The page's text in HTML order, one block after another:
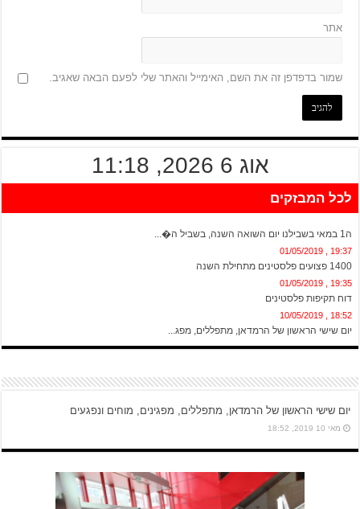
אתר
שמור בדפדפן זה את השם, האימייל והאתר שלי לפעם הבאה שאגיב.
אוג 6 2026, 11:18
לכל המבזקים
ה1 במאי בשבילנו יום השואה השנה, בשביל ה�...
19:37 , 01/05/2019
1400 פצועים פלסטינים מתחילת השנה
19:35 , 01/05/2019
דוח תקיפות פלסטינים
18:52 , 10/05/2019
יום שישי הראשון של הרמדאן, מתפללים, מפג...
יום שישי הראשון של הרמדאן, מתפללים, מפגינים, מוחים ונפגעים
מאי 10 2019, 18:52